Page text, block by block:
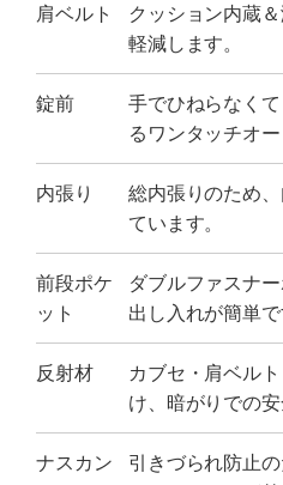
肩ベルト
クッション内蔵
軽減します。
錠前
手でひねらなく
るワンタッチオ
内張り
総内張りのため
ています。
前段ポケ
ット
ダブルファスナ
出し入れが簡単で
反射材
カブセ・肩ベル
け、暗がりでの
ナスカン
引きづられ防止